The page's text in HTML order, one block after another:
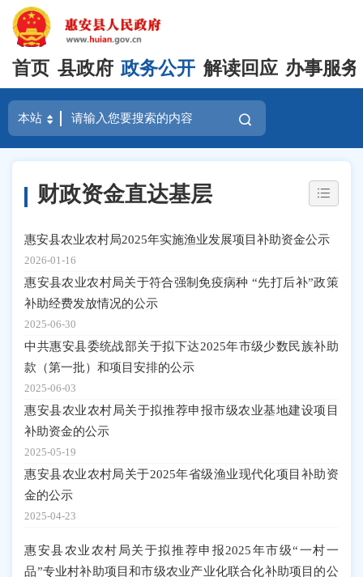
首页 县政府 政务公开 解读回应 办事服务
财政资金直达基层
惠安县农业农村局2025年实施渔业发展项目补助资金公示
2026-01-16
惠安县农业农村局关于符合强制免疫病种 “先打后补”政策
补助经费发放情况的公示
2025-06-30
中共惠安县委统战部关于拟下达2025年市级少数民族补助
款（第一批）和项目安排的公示
2025-06-03
惠安县农业农村局关于拟推荐申报市级农业基地建设项目
补助资金的公示
2025-05-19
惠安县农业农村局关于2025年省级渔业现代化项目补助资
金的公示
2025-04-23
惠安县农业农村局关于拟推荐申报2025年市级“一村一
品”专业村补助项目和市级农业产业化联合化补助项目的公